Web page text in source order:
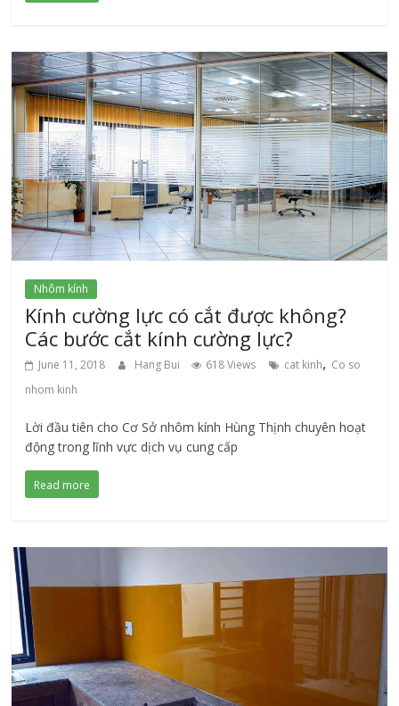
Nhôm kính
Kính cường lực có cắt được không?
Các bước cắt kính cường lực?
June 11, 2018 Hang Bui 618 Views cat kinh, Co so
nhom kinh
Lời đầu tiên cho Cơ Sở nhôm kính Hùng Thịnh chuyên hoạt
động trong lĩnh vực dịch vụ cung cấp
Read more